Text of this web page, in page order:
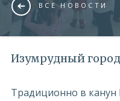
ВСЕ НОВОСТИ
Изумрудный
Традиционно в канун